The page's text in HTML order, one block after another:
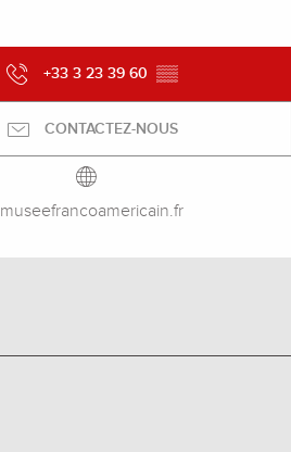
+33 3 23 39 60 ▒▒
CONTACTEZ-NOUS
museefrancoamericain.fr